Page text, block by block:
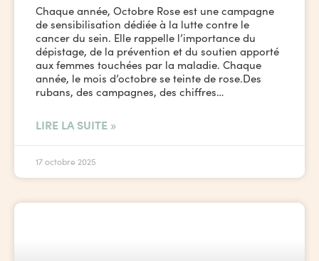
Chaque année, Octobre Rose est une campagne
de sensibilisation dédiée à la lutte contre le
cancer du sein. Elle rappelle l’importance du
dépistage, de la prévention et du soutien apporté
aux femmes touchées par la maladie. Chaque
année, le mois d’octobre se teinte de rose.Des
rubans, des campagnes, des chiffres…
LIRE LA SUITE »
17 octobre 2025